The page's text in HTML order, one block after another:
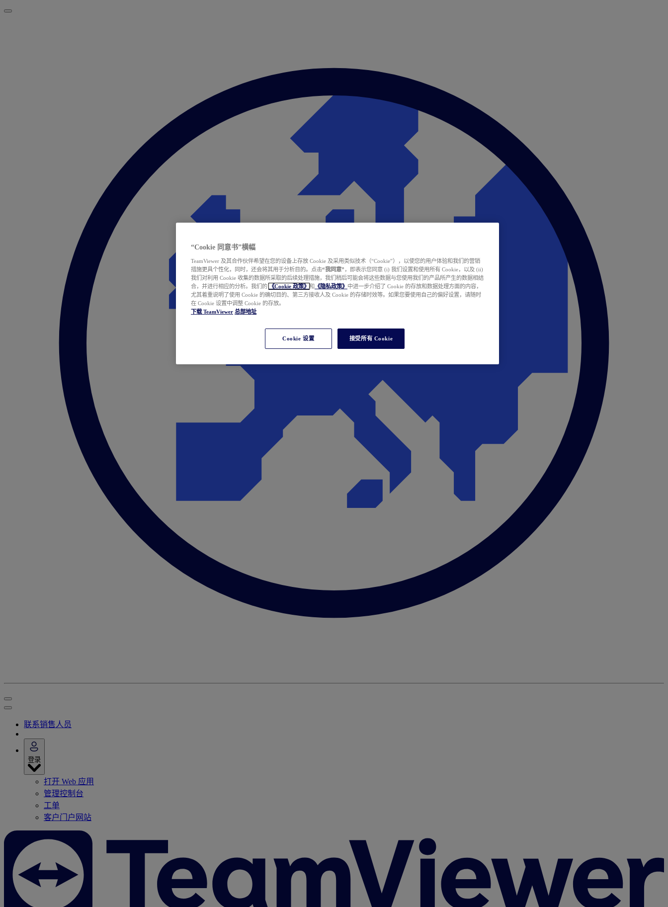
联系销售人员
登录
打开 Web 应用
管理控制台
工单
客户门户网站
“Cookie 同意书”横幅
TeamViewer 及其合作伙伴希望在您的设备上存放 Cookie 及采用类似技术（“Cookie”），以使您的用户体验和我们的营销
措施更具个性化，同时，还会将其用于分析目的。点击“我同意” ，即表示您同意 (i) 我们设置和使用所有 Cookie，以及 (ii)
我们对利用 Cookie 收集的数据所采取的后续处理措施，我们稍后可能会将这些数据与您使用我们的产品所产生的数据相结
合，并进行相应的分析。我们的
《Cookie 政策》 和 《隐私政策》 中进一步介绍了 Cookie 的存放和数据处理方面的内容，
尤其着重说明了使用 Cookie 的确切目的、第三方接收人及 Cookie 的存储时效等。如果您要使用自己的偏好设置，请随时
在 Cookie 设置中调整 Cookie 的存放。
下载 TeamViewer 总部地址
Cookie 设置 接受所有 Cookie